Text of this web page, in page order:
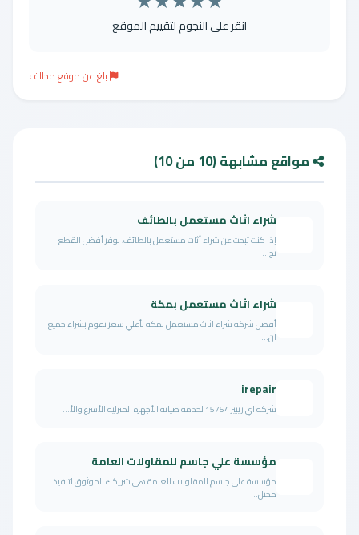
انقر على النجوم لتقييم الموقع
بلغ عن موقع مخالف
مواقع مشابهة (10 من 10)
شراء اثاث مستعمل بالطائف
إذا كنت تبحث عن شراء أثاث مستعمل بالطائف، نوفر أفضل القطع
بح...
شراء اثاث مستعمل بمكة
أفضل شركة شراء اثاث مستعمل بمكة بأعلي سعر نقوم بشراء جميع
ان...
irepair
شركة اي ريبير 15754 لخدمة صيانة الأجهزة المنزلية الأسرع والأ...
مؤسسة علي جاسم للمقاولات العامة
مؤسسة علي جاسم للمقاولات العامة هي شريكك الموثوق لتنفيذ
مختل...